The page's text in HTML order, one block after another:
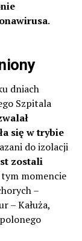
.
dniach
Szpitala
się w trybie
do izolacji
zostali
tym momencie
–
– Kałuża,